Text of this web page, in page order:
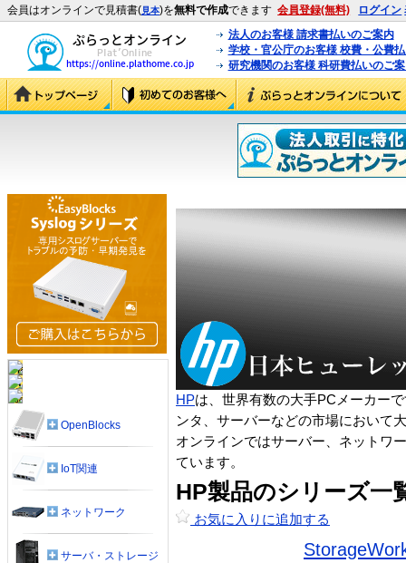
会員はオンラインで見積書(見本)を無料で作成できます 会員登録(無料) ログイン
法人のお客様 請求書払いのご案内
学校・官公庁のお客様 校費・公費
研究機関のお客様 科研費払いのご
HPは、世界有数の大手PCメーカー
ンタ、サーバーなどの市場において
オンラインではサーバー、ネットワ
ています。
HP製品のシリーズ一
お気に入りに追加する
OpenBlocks
IoT関連
ネットワーク
サーバ・ストレージ